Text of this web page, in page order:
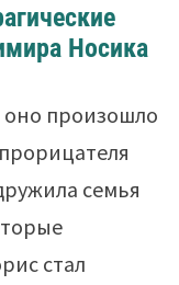
Носика
оно произошло
семья
стал